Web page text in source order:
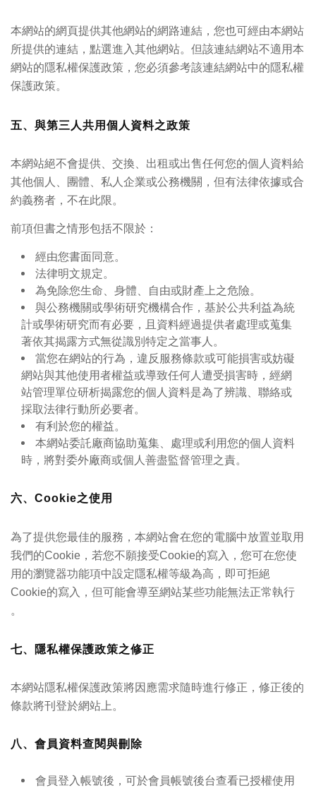
本網站的網頁提供其他網站的網路連結，您也可經由本網站
所提供的連結，點選進入其他網站。但該連結網站不適用本
網站的隱私權保護政策，您必須參考該連結網站中的隱私權
保護政策。
五、與第三人共用個人資料之政策
本網站絕不會提供、交換、出租或出售任何您的個人資料給
其他個人、團體、私人企業或公務機關，但有法律依據或合
約義務者，不在此限。
前項但書之情形包括不限於：
經由您書面同意。
法律明文規定。
為免除您生命、身體、自由或財產上之危險。
與公務機關或學術研究機構合作，基於公共利益為統
計或學術研究而有必要，且資料經過提供者處理或蒐集
著依其揭露方式無從識別特定之當事人。
當您在網站的行為，違反服務條款或可能損害或妨礙
網站與其他使用者權益或導致任何人遭受損害時，經網
站管理單位研析揭露您的個人資料是為了辨識、聯絡或
採取法律行動所必要者。
有利於您的權益。
本網站委託廠商協助蒐集、處理或利用您的個人資料
時，將對委外廠商或個人善盡監督管理之責。
六、Cookie之使用
為了提供您最佳的服務，本網站會在您的電腦中放置並取用
我們的Cookie，若您不願接受Cookie的寫入，您可在您使
用的瀏覽器功能項中設定隱私權等級為高，即可拒絕
Cookie的寫入，但可能會導至網站某些功能無法正常執行
。
七、隱私權保護政策之修正
本網站隱私權保護政策將因應需求隨時進行修正，修正後的
條款將刊登於網站上。
八、會員資料查閱與刪除
會員登入帳號後，可於會員帳號後台查看已授權使用